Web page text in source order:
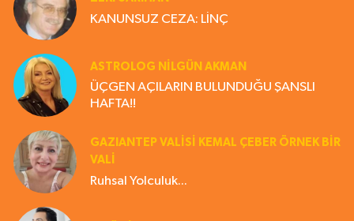
KANUNSUZ CEZA: LİNÇ
ASTROLOG NILGÜN AKMAN
ÜÇGEN AÇILARIN BULUNDUĞU ŞANSLI
HAFTA!!
GAZIANTEP VALISI KEMAL ÇEBER ÖRNEK BİR
VALİ
Ruhsal Yolculuk...